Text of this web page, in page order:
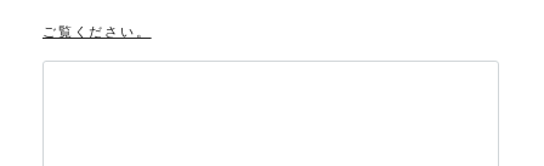
ご覧ください。